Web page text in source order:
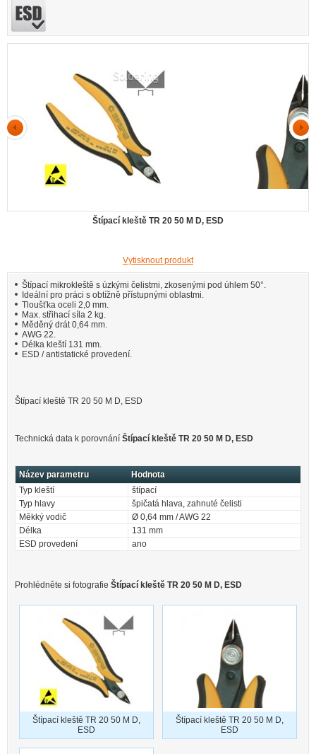
Štípací kleště TR 20 50 M D, ESD
Vytisknout produkt
Štípací mikrokleště s úzkými čelistmi, zkosenými pod úhlem 50°.
Ideální pro práci s obtížně přístupnými oblastmi.
Tloušťka oceli 2,0 mm.
Max. střihací síla 2 kg.
Měděný drát 0,64 mm.
AWG 22.
Délka kleští 131 mm.
ESD / antistatické provedení.
Štípací kleště TR 20 50 M D, ESD
Technická data k porovnání Štípací kleště TR 20 50 M D, ESD
Název parametru
Hodnota
Typ kleští
štípací
Typ hlavy
špičatá hlava, zahnuté čelisti
Měkký vodič
Ø 0,64 mm / AWG 22
Délka
131 mm
ESD provedení
ano
Prohlédněte si fotografie Štípací kleště TR 20 50 M D, ESD
Štípací kleště TR 20 50 M D,
ESD
Štípací kleště TR 20 50 M D,
ESD